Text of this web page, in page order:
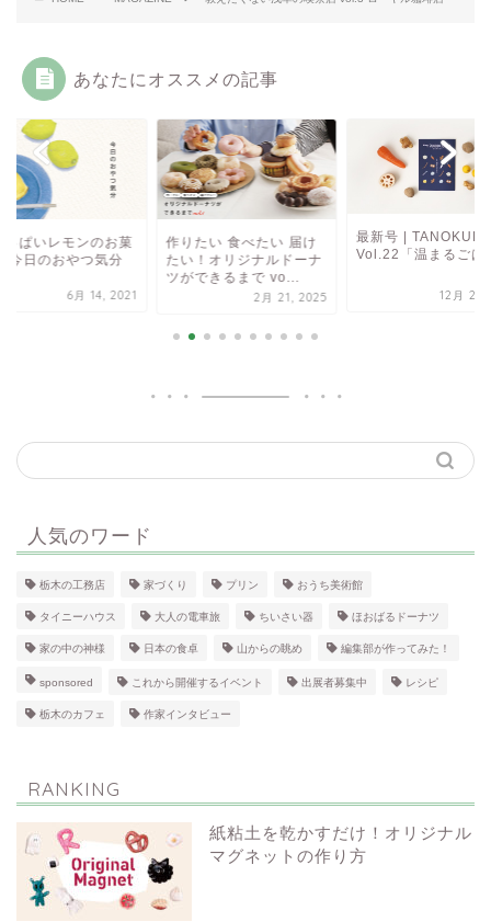
あなたにオススメの記事
っぱいレモンのお菓
今日のおやつ気分
6月 14, 2021
作りたい 食べたい 届け
たい！オリジナルドーナ
ツができるまで vo...
2月 21, 2025
最新号 | TANOKURA
Vol.22「温まるごは
12月 20,
人気のワード
栃木の工務店 家づくり プリン おうち美術館
タイニーハウス 大人の電車旅 ちいさい器 ほおばるドーナツ
家の中の神様 日本の食卓 山からの眺め 編集部が作ってみた！
sponsored これから開催するイベント 出展者募集中 レシピ
栃木のカフェ 作家インタビュー
RANKING
紙粘土を乾かすだけ！オリジナル
マグネットの作り方